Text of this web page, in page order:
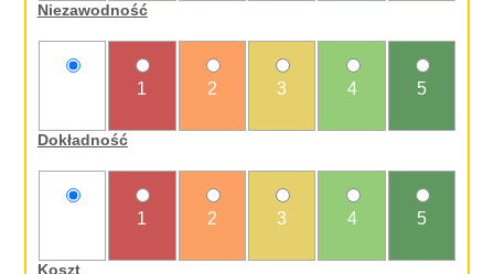
Niezawodność
1 2 3 4 5
Dokładność
1 2 3 4 5
Koszt